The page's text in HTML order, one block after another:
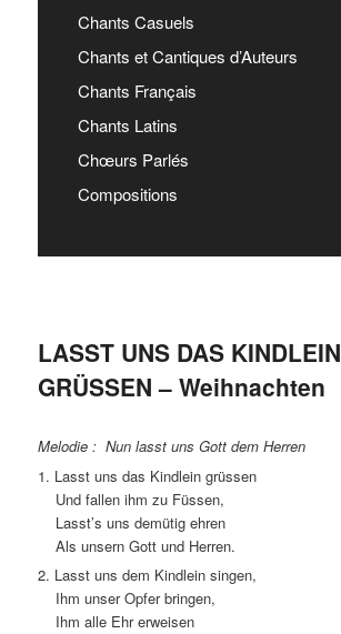
LASST UNS DAS KINDLEIN
GRÜSSEN – Weihnachten
Melodie : Nun lasst uns Gott dem Herren
1. Lasst uns das Kindlein grüssen
Und fallen ihm zu Füssen,
Lasst’s uns demütig ehren
Als unsern Gott und Herren.
2. Lasst uns dem Kindlein singen,
Ihm unser Opfer bringen,
Ihm alle Ehr erweisen
Chants Casuels
Chants et Cantiques d’Auteurs
Chants Français
Chants Latins
Chœurs Parlés
Compositions